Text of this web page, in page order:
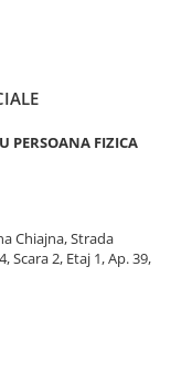
PERSOANA FIZICA
Chiajna, Strada
Scara 2, Etaj 1, Ap. 39,